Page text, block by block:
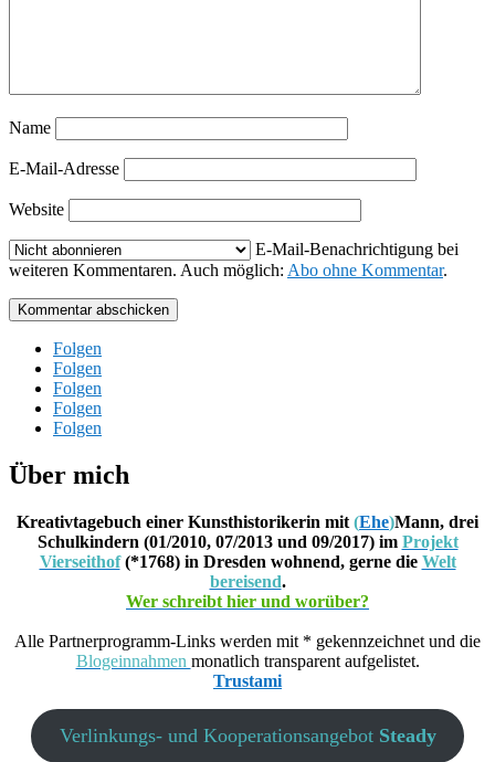
Name
E-Mail-Adresse
Website
E-Mail-Benachrichtigung bei
weiteren Kommentaren. Auch möglich: Abo ohne Kommentar.
Kommentar abschicken
Folgen
Folgen
Folgen
Folgen
Folgen
Über mich
Kreativtagebuch einer Kunsthistorikerin mit (Ehe)Mann, drei
Schulkindern (01/2010, 07/2013 und 09/2017) im Projekt
Vierseithof(*1768) in Dresden wohnend, gerne die Welt
bereisend.
Wer schreibt hier und worüber?
Alle Partnerprogramm-Links werden mit * gekennzeichnet und die
Blogeinnahmen monatlich transparent aufgelistet.
Trustami
Verlinkungs- und Kooperationsangebot Steady